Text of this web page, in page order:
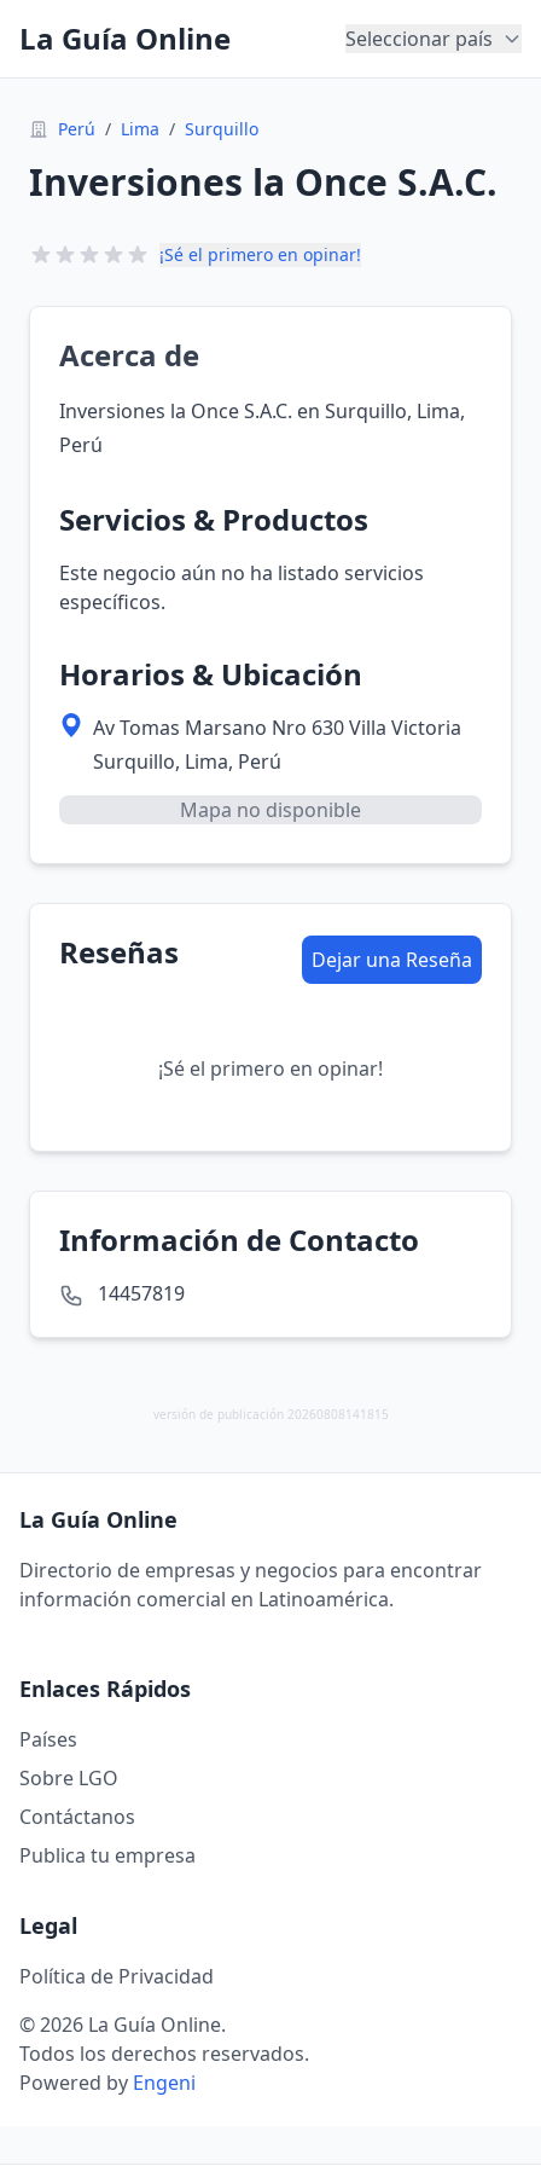
La Guía Online Seleccionar país
Perú / Lima / Surquillo
Inversiones la Once S.A.C.
¡Sé el primero en opinar!
Acerca de
Inversiones la Once S.A.C. en Surquillo, Lima,
Perú
Servicios & Productos
Este negocio aún no ha listado servicios
específicos.
Horarios & Ubicación
Av Tomas Marsano Nro 630 Villa Victoria
Surquillo, Lima, Perú
Mapa no disponible
Reseñas Dejar una Reseña
¡Sé el primero en opinar!
Información de Contacto
14457819
versión de publicación 20260808141815
La Guía Online
Directorio de empresas y negocios para encontrar
información comercial en Latinoamérica.
Enlaces Rápidos
Países
Sobre LGO
Contáctanos
Publica tu empresa
Legal
Política de Privacidad
© 2026 La Guía Online.
Todos los derechos reservados.
Powered by Engeni